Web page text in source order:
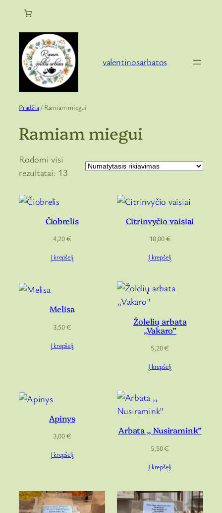
valentinosarbatos
Pradžia/ Ramiam miegui
Ramiam miegui
Rodomi visi
rezultatai: 13
Čiobrelis
4,20€
Į krepšelį
Citrinvyčio vaisiai
10,00€
Į krepšelį
Melisa
3,50€
Į krepšelį
Žolelių arbata
,,Vakaro”
5,20€
Į krepšelį
Apinys
3,00€
Į krepšelį
Arbata ,, Nusiramink”
5,50€
Į krepšelį